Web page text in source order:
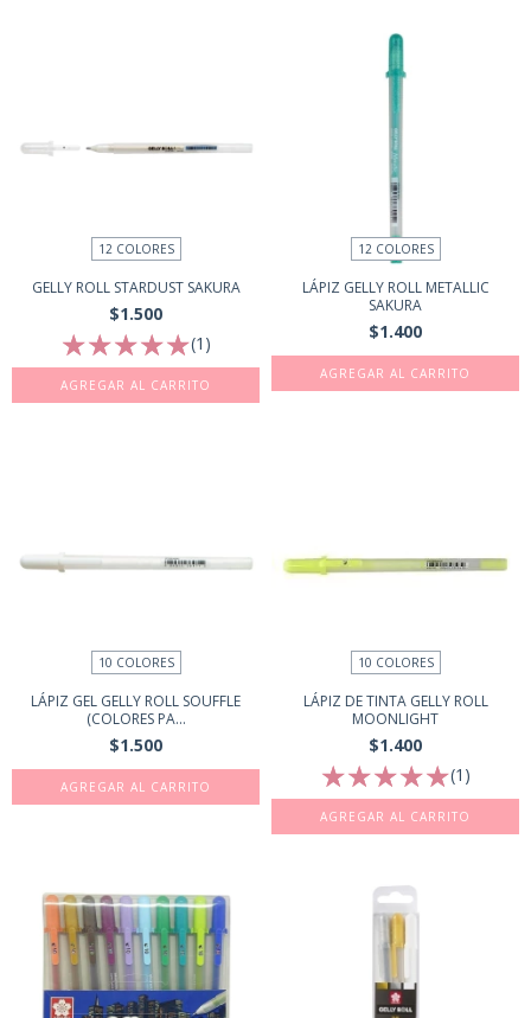
12 COLORES
GELLY ROLL STARDUST SAKURA
$1.500
(1)
AGREGAR AL CARRITO
12 COLORES
LÁPIZ GELLY ROLL METALLIC
SAKURA
$1.400
AGREGAR AL CARRITO
10 COLORES
LÁPIZ GEL GELLY ROLL SOUFFLE
(COLORES PA...
$1.500
AGREGAR AL CARRITO
10 COLORES
LÁPIZ DE TINTA GELLY ROLL
MOONLIGHT
$1.400
(1)
AGREGAR AL CARRITO